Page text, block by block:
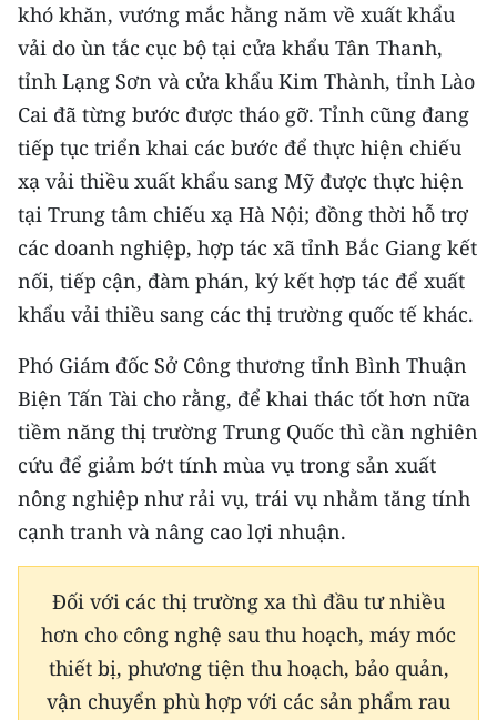
khó khăn, vướng mắc hằng năm về xuất khẩu
vải do ùn tắc cục bộ tại cửa khẩu Tân Thanh,
tỉnh Lạng Sơn và cửa khẩu Kim Thành, tỉnh Lào
Cai đã từng bước được tháo gỡ. Tỉnh cũng đang
tiếp tục triển khai các bước để thực hiện chiếu
xạ vải thiều xuất khẩu sang Mỹ được thực hiện
tại Trung tâm chiếu xạ Hà Nội; đồng thời hỗ trợ
các doanh nghiệp, hợp tác xã tỉnh Bắc Giang kết
nối, tiếp cận, đàm phán, ký kết hợp tác để xuất
khẩu vải thiều sang các thị trường quốc tế khác.
Phó Giám đốc Sở Công thương tỉnh Bình Thuận
Biện Tấn Tài cho rằng, để khai thác tốt hơn nữa
tiềm năng thị trường Trung Quốc thì cần nghiên
cứu để giảm bớt tính mùa vụ trong sản xuất
nông nghiệp như rải vụ, trái vụ nhằm tăng tính
cạnh tranh và nâng cao lợi nhuận.
Đối với các thị trường xa thì đầu tư nhiều
hơn cho công nghệ sau thu hoạch, máy móc
thiết bị, phương tiện thu hoạch, bảo quản,
vận chuyển phù hợp với các sản phẩm rau